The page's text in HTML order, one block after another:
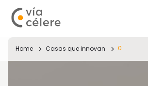
Home Casas que innovan 0